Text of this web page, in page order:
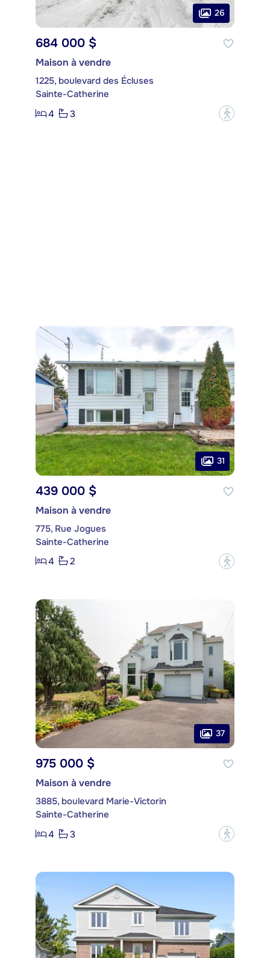
26
684 000 $
Maison à vendre
1225, boulevard des Écluses
Sainte-Catherine
4
3 ?
31
439 000 $
Maison à vendre
775, Rue Jogues
Sainte-Catherine
4
2 ?
37
975 000 $
Maison à vendre
3885, boulevard Marie-Victorin
Sainte-Catherine
4
3 ?